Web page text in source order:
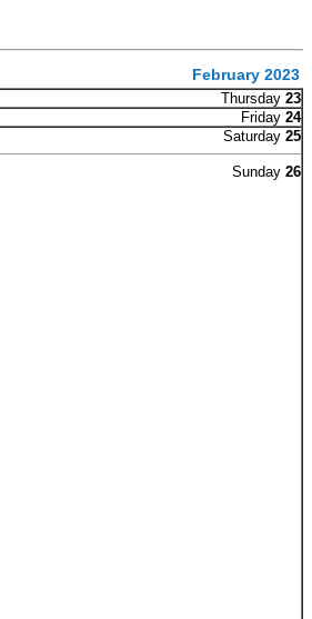
February 2023
Thursday 23
Friday 24
Saturday 25
Sunday 26